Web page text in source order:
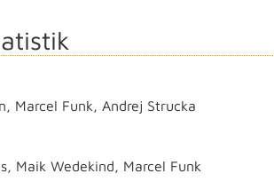
Marcel Funk Andrej Strucka
Maik Wedekind Marcel Funk